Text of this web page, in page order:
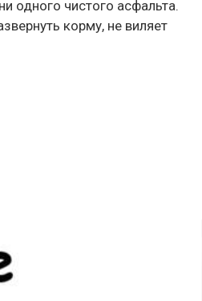
одного чистого асфальта.
корму, не виляет